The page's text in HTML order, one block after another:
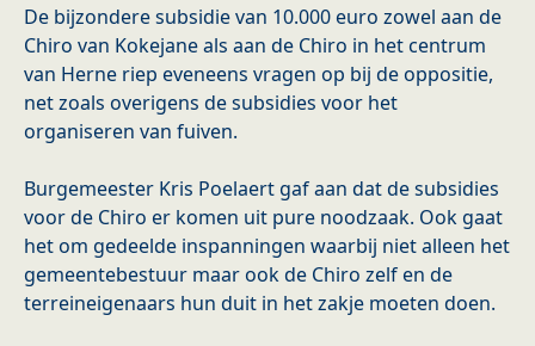
De bijzondere subsidie van 10.000 euro zowel aan de
Chiro van Kokejane als aan de Chiro in het centrum
van Herne riep eveneens vragen op bij de oppositie,
net zoals overigens de subsidies voor het
organiseren van fuiven.
Burgemeester Kris Poelaert gaf aan dat de subsidies
voor de Chiro er komen uit pure noodzaak. Ook gaat
het om gedeelde inspanningen waarbij niet alleen het
gemeentebestuur maar ook de Chiro zelf en de
terreineigenaars hun duit in het zakje moeten doen.